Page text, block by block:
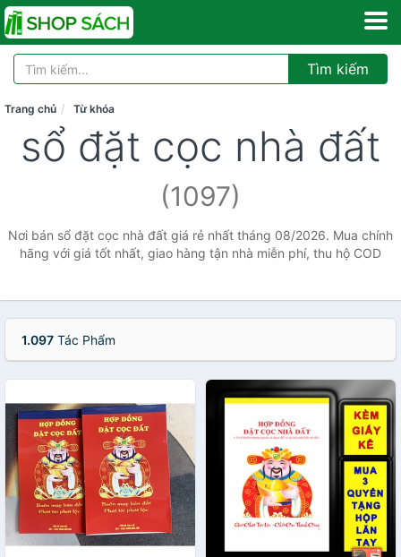
Tìm kiếm
Trang chủ Từ khóa
sổ đặt cọc nhà đất
(1097)
Nơi bán sổ đặt cọc nhà đất giá rẻ nhất tháng 08/2026. Mua chính
hãng với giá tốt nhất, giao hàng tận nhà miễn phí, thu hộ COD
1.097 Tác Phẩm